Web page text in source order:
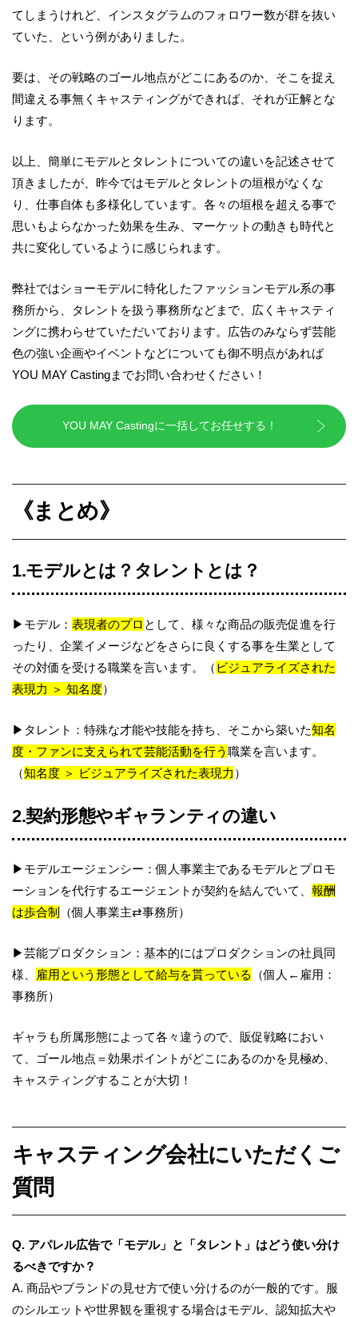
てしまうけれど、インスタグラムのフォロワー数が群を抜い
ていた、という例がありました。
要は、その戦略のゴール地点がどこにあるのか、そこを捉え
間違える事無くキャスティングができれば、それが正解とな
ります。
以上、簡単にモデルとタレントについての違いを記述させて
頂きましたが、昨今ではモデルとタレントの垣根がなくな
り、仕事自体も多様化しています。各々の垣根を超える事で
思いもよらなかった効果を生み、マーケットの動きも時代と
共に変化しているように感じられます。
弊社ではショーモデルに特化したファッションモデル系の事
務所から、タレントを扱う事務所などまで、広くキャスティ
ングに携わらせていただいております。広告のみならず芸能
色の強い企画やイベントなどについても御不明点があれば
YOU MAY Castingまでお問い合わせください！
YOU MAY Castingに一括してお任せする！
《まとめ》
1.モデルとは？タレントとは？
▶モデル： 表現者のプロ として、様々な商品の販売促進を行
ったり、企業イメージなどをさらに良くする事を生業として
その対価を受ける職業を言います。（ ビジュアライズされた
表現力 ＞ 知名度）
▶タレント：特殊な才能や技能を持ち、そこから築いた知名
度・ファンに支えられて芸能活動を行う 職業を言います。
（知名度 ＞ ビジュアライズされた表現力 ）
2.契約形態やギャランティの違い
▶モデルエージェンシー：個人事業主であるモデルとプロモ
ーションを代行するエージェントが契約を結んでいて、 報酬
は歩合制
（個人事業主⇄事務所）
▶芸能プロダクション：基本的にはプロダクションの社員同
様、
雇用という形態として給与を貰っている
（個人←雇用：
事務所）
ギャラも所属形態によって各々違うので、販促戦略におい
て、ゴール地点＝効果ポイントがどこにあるのかを見極め、
キャスティングすることが大切！
キャスティング会社にいただくご
質問
Q. アパレル広告で「モデル」と「タレント」はどう使い分け
るべきですか？
A. 商品やブランドの見せ方で使い分けるのが一般的です。服
のシルエットや世界観を重視する場合はモデル、認知拡大や